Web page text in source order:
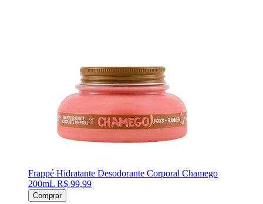
Frappé Hidratante Desodorante Corporal Chamego
200mL R$ 99,99
Comprar